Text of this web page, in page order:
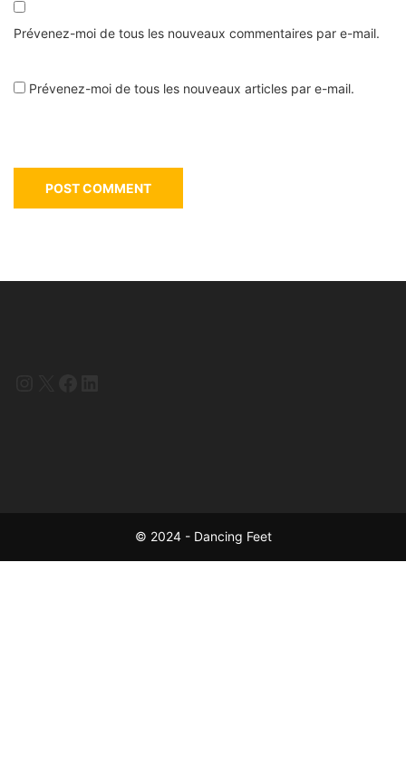
Prévenez-moi de tous les nouveaux commentaires par e-mail.
Prévenez-moi de tous les nouveaux articles par e-mail.
© 2024 - Dancing Feet